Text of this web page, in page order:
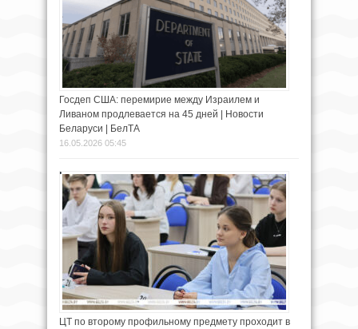
Госдеп США: перемирие между Израилем и
Ливаном продлевается на 45 дней | Новости
Беларуси | БелТА
16.05.2026 05:45
ЦТ по второму профильному предмету проходит в